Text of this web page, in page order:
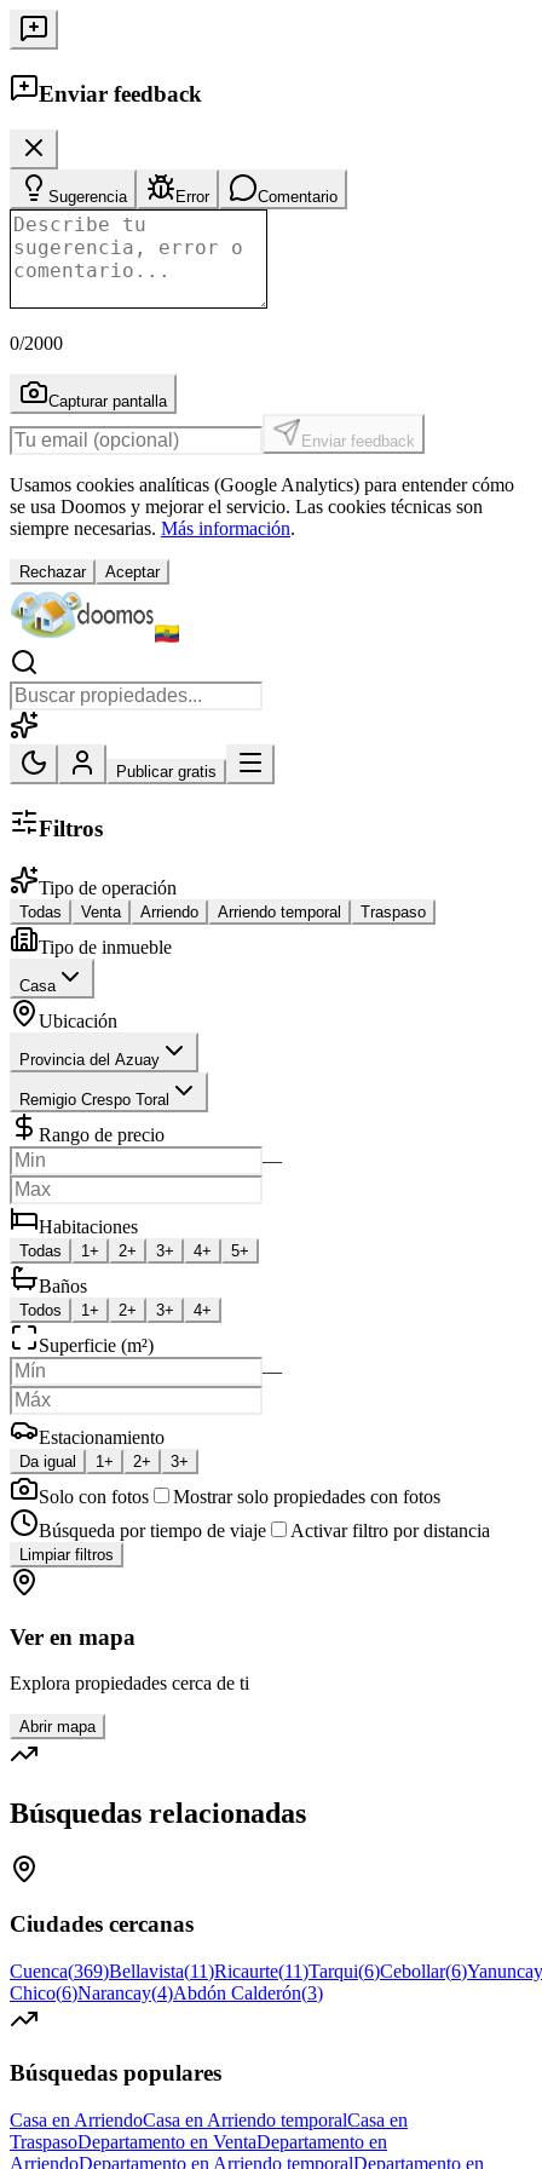
Enviar feedback
Sugerencia Error Comentario
0/2000
Capturar pantalla
Enviar feedback
Usamos cookies analíticas (Google Analytics) para entender cómo
se usa Doomos y mejorar el servicio. Las cookies técnicas son
siempre necesarias. Más información.
Rechazar Aceptar
Publicar gratis
Filtros
Tipo de operación
Todas Venta Arriendo Arriendo temporal Traspaso
Tipo de inmueble
Casa
Ubicación
Provincia del Azuay
Remigio Crespo Toral
Rango de precio
—
Habitaciones
Todas 1+ 2+ 3+ 4+ 5+
Baños
Todos 1+ 2+ 3+ 4+
Superficie (m²)
—
Estacionamiento
Da igual 1+ 2+ 3+
Solo con fotos
Mostrar solo propiedades con fotos
Búsqueda por tiempo de viaje
Activar filtro por distancia
Limpiar filtros
Ver en mapa
Explora propiedades cerca de ti
Abrir mapa
Búsquedas relacionadas
Ciudades cercanas
Cuenca(369)Bellavista(11)Ricaurte(11)Tarqui(6)Cebollar(6)Yanuncay
Chico(6)Narancay(4)Abdón Calderón(3)
Búsquedas populares
Casa en ArriendoCasa en Arriendo temporalCasa en
TraspasoDepartamento en VentaDepartamento en
ArriendoDepartamento en Arriendo temporalDepartamento en